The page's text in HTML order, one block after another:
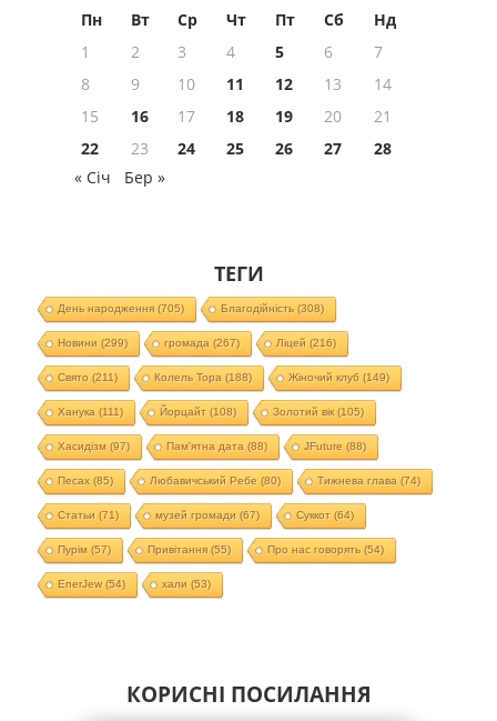
Пн Вт Ср Чт Пт Сб
Нд
1
2 3 4 5 6
7
8
9 10 11 12 13
14
15
16 17 18 19 20
21
22
23 24 25 26 27
28
« Січ
Бер »
ТЕГИ
День народження(705) Благодійність(308)
Новини (299) громада (267) Ліцей (216)
Свято (211) Колель Тора (188) Жіночий клуб (149)
Ханука (111) Йорцайт (108) Золотий вік(105)
Хасидізм (97) Пам'ятна дата (88) JFuture (88)
Песах(85) Любавичський Ребе (80) Тижнева глава (74)
Статьи (71) музей громади (67) Суккот (64)
Пурім (57) Привітання(55) Про нас говорять(54)
EnerJew(54) хали (53)
КОРИСНІ ПОСИЛАННЯ